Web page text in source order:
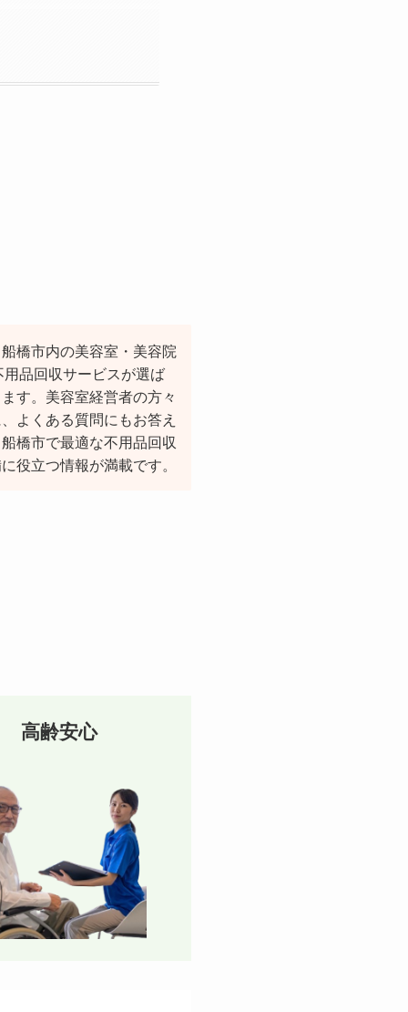
橋市内の美容室・美容院
品回収サービスが選ば
す。美容室経営者の方々
よくある質問にもお答え
橋市で最適な不用品回収
役立つ情報が満載です。
高齢安心